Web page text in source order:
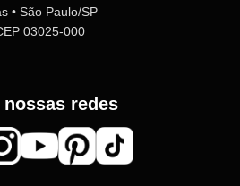
!
com a gente pelo SAC para tirar
sobre pedidos e produtos,
entre no nossoGrupo VIP
em primeira mão
lançamentos e
• São Paulo/SP
03025-000
nossas redes